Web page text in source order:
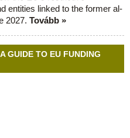
entities linked to the former al-
2027. Tovább »
GUIDE TO EU FUNDING